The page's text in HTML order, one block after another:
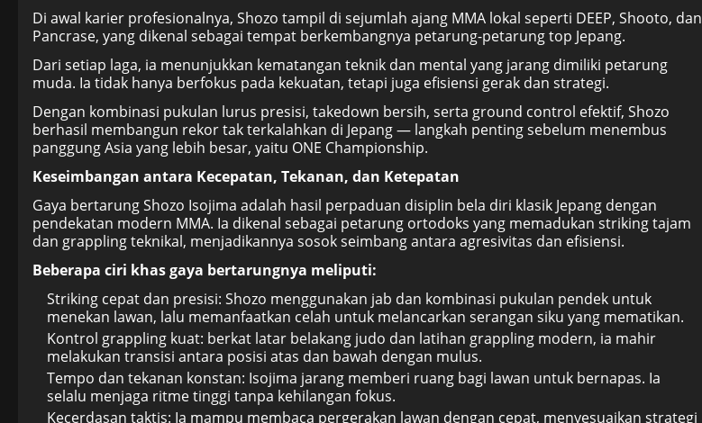
Di awal karier profesionalnya, Shozo tampil di sejumlah ajang MMA lokal seperti DEEP, Shooto, dan
Pancrase, yang dikenal sebagai tempat berkembangnya petarung-petarung top Jepang.
Dari setiap laga, ia menunjukkan kematangan teknik dan mental yang jarang dimiliki petarung
muda. Ia tidak hanya berfokus pada kekuatan, tetapi juga efisiensi gerak dan strategi.
Dengan kombinasi pukulan lurus presisi, takedown bersih, serta ground control efektif, Shozo
berhasil membangun rekor tak terkalahkan di Jepang — langkah penting sebelum menembus
panggung Asia yang lebih besar, yaitu ONE Championship.
Keseimbangan antara Kecepatan, Tekanan, dan Ketepatan
Gaya bertarung Shozo Isojima adalah hasil perpaduan disiplin bela diri klasik Jepang dengan
pendekatan modern MMA. Ia dikenal sebagai petarung ortodoks yang memadukan striking tajam
dan grappling teknikal, menjadikannya sosok seimbang antara agresivitas dan efisiensi.
Beberapa ciri khas gaya bertarungnya meliputi:
Striking cepat dan presisi: Shozo menggunakan jab dan kombinasi pukulan pendek untuk
menekan lawan, lalu memanfaatkan celah untuk melancarkan serangan siku yang mematikan.
Kontrol grappling kuat: berkat latar belakang judo dan latihan grappling modern, ia mahir
melakukan transisi antara posisi atas dan bawah dengan mulus.
Tempo dan tekanan konstan: Isojima jarang memberi ruang bagi lawan untuk bernapas. Ia
selalu menjaga ritme tinggi tanpa kehilangan fokus.
Kecerdasan taktis: Ia mampu membaca pergerakan lawan dengan cepat, menyesuaikan strategi